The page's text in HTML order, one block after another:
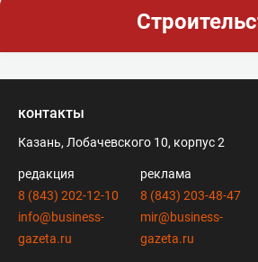
контакты
Казань, Лобачевского 10, корпус 2
редакция
8 (843) 202-12-10
info@business-
gazeta.ru
реклама
8 (843) 203-48-47
mir@business-
gazeta.ru